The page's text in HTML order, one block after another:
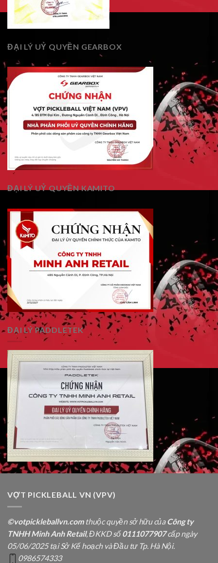
ĐẠI LÝ UỶ QUYỀN GEARBOX
ĐẠI LÝ UỶ QUYỀN KAMITO
ĐẠI LÝ PADDLETEK
VỢT PICKLEBALL VN (VPV)
©votpickleballvn.comthuộc quyền sở hữu củaCông ty
TNHH Minh Anh Retail, ĐKKD số0111077907cấp ngày
05/06/2025 tại Sở Kế hoạch và Đầu tư Tp. Hà Nội.
0986574333